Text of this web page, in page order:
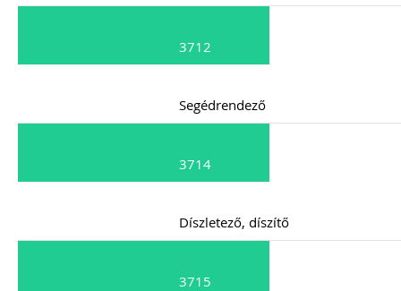
3712
Segédrendező
3714
Díszletező, díszítő
3715